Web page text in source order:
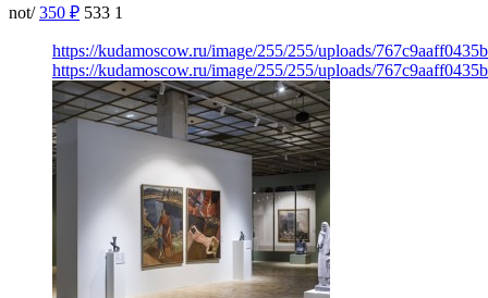
not/ 350 ₽ 533 1
https://kudamoscow.ru/image/255/255/uploads/
https://kudamoscow.ru/image/255/255/uploads/